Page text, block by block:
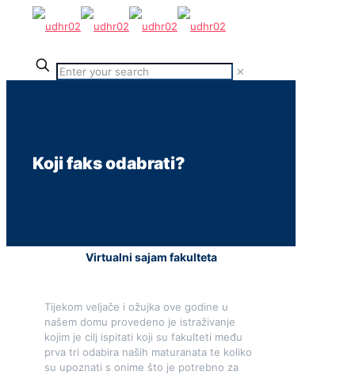
✕
Koji faks odabrati?
Virtualni sajam fakulteta
Tijekom veljače i ožujka ove godine u
našem domu provedeno je istraživanje
kojim je cilj ispitati koji su fakulteti među
prva tri odabira naših maturanata te koliko
su upoznati s onime što je potrebno za